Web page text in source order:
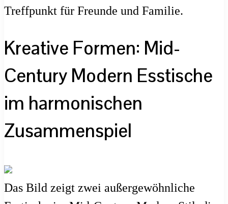
Treffpunkt für Freunde und Familie.
Kreative Formen: Mid-
Century Modern Esstische
im harmonischen
Zusammenspiel
Das Bild zeigt zwei außergewöhnliche